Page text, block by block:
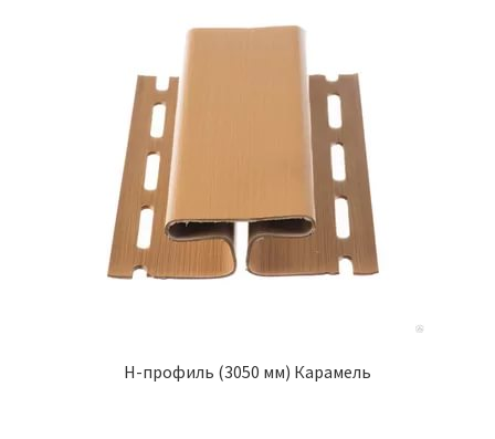
H-профиль (3050 мм) Карамель